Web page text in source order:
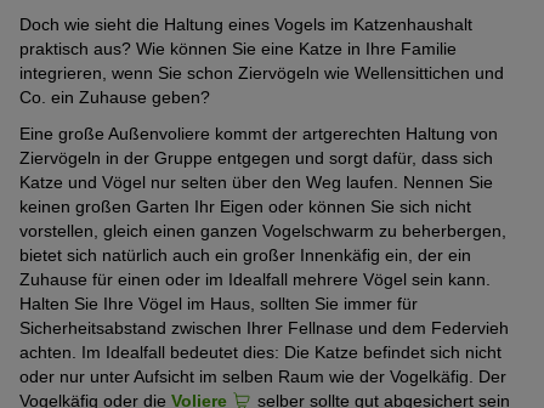
Doch wie sieht die Haltung eines Vogels im Katzenhaushalt
praktisch aus? Wie können Sie eine Katze in Ihre Familie
integrieren, wenn Sie schon Ziervögeln wie Wellensittichen und
Co. ein Zuhause geben?
Eine große Außenvoliere kommt der artgerechten Haltung von
Ziervögeln in der Gruppe entgegen und sorgt dafür, dass sich
Katze und Vögel nur selten über den Weg laufen. Nennen Sie
keinen großen Garten Ihr Eigen oder können Sie sich nicht
vorstellen, gleich einen ganzen Vogelschwarm zu beherbergen,
bietet sich natürlich auch ein großer Innenkäfig ein, der ein
Zuhause für einen oder im Idealfall mehrere Vögel sein kann.
Halten Sie Ihre Vögel im Haus, sollten Sie immer für
Sicherheitsabstand zwischen Ihrer Fellnase und dem Federvieh
achten. Im Idealfall bedeutet dies: Die Katze befindet sich nicht
oder nur unter Aufsicht im selben Raum wie der Vogelkäfig. Der
Vogelkäfig oder die Voliere selber sollte gut abgesichert sein